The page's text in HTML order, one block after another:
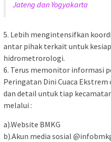
Jateng dan Yogyakarta
5. Lebih mengintensifkan
antar pihak terkait untuk
hidrometrorologi.
6. Terus memonitor informasi
Peringatan Dini Cuaca Ekstrem
dan detail untuk tiap
melalui :
a).Website BMKG
b).Akun media sosial